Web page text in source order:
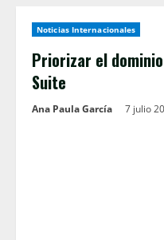
Noticias Internacionales
Priorizar el
Suite
Ana Paula García 7 julio